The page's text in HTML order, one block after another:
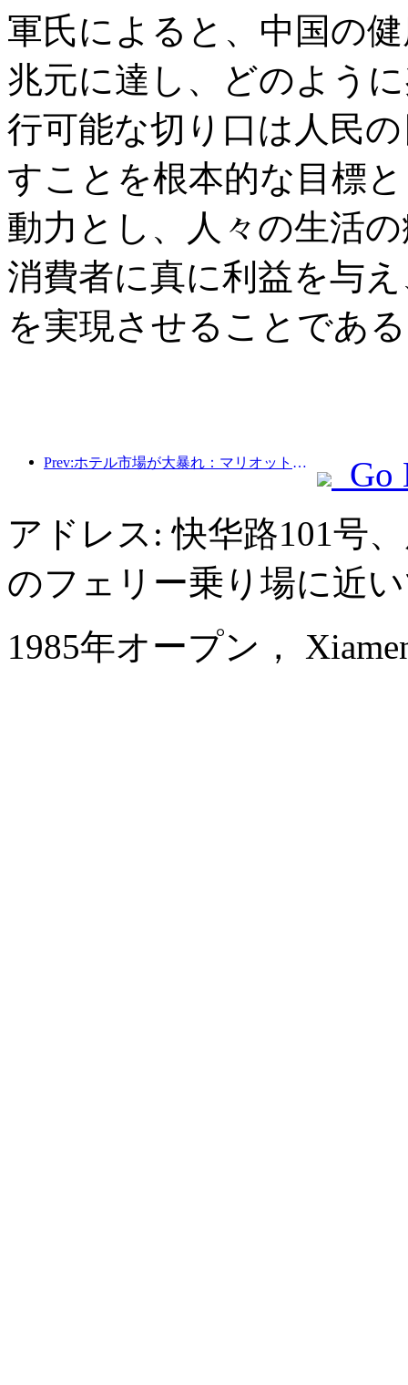
軍氏によると、中国の
兆元に達し、どのよう
行可能な切り口は人民
すことを根本的な目標
動力とし、人々の生活
消費者に真に利益を与
を実現させることであ
Prev:ホテル市場が大暴れ：マリオットがマイルストーンを迎え、ヘッドホテルが新ブランドをプッシュ
Go
アドレス: 快华路101号
のフェリー乗り場に近
1985年オープン，